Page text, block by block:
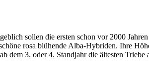
sollen die ersten schon vor 2000
rosa blühende Alba-Hybriden. Ihre
dem 3. oder 4. Standjahr die ältesten Triebe